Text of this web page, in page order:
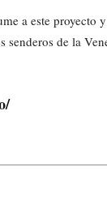
a este proyecto
de la